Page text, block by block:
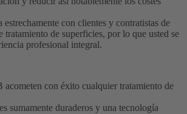
con clientes y contratistas de
tratamiento de superficies, por lo que usted se
profesional integral.
acometen con éxito cualquier tratamiento de
sumamente duraderos y una tecnología